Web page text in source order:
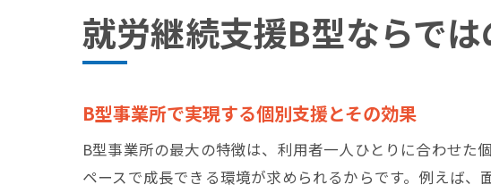
求
パソ
堺
就労継続支援B型ならで
B型事業所で実現する個別支援とその効果
B型事業所の最大の特徴は、利用者一人ひとりに合わせ
ペースで成長できる環境が求められるからです。例えば